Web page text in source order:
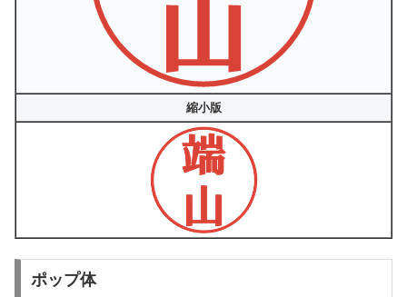
縮小版
ポップ体